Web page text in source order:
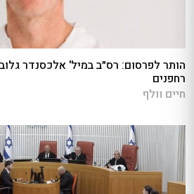
הותר לפרסום: רס״ב במיל' אלכסנדר
רחפנים
חיים וולף